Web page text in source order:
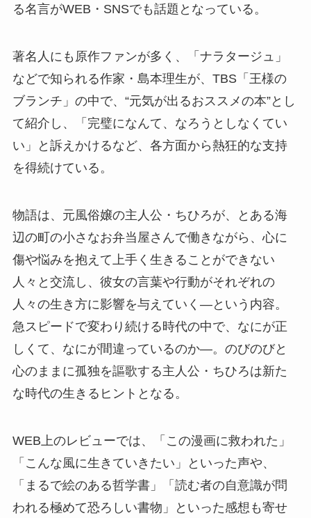
る名言がWEB・SNSでも話題となっている。
著名人にも原作ファンが多く、「ナラタージュ」
などで知られる作家・島本理生が、TBS「王様の
ブランチ」の中で、“元気が出るおススメの本”とし
て紹介し、「完璧になんて、なろうとしなくてい
い」と訴えかけるなど、各方面から熱狂的な支持
を得続けている。
物語は、元風俗嬢の主人公・ちひろが、とある海
辺の町の小さなお弁当屋さんで働きながら、心に
傷や悩みを抱えて上手く生きることができない
人々と交流し、彼女の言葉や行動がそれぞれの
人々の生き方に影響を与えていく―という内容。
急スピードで変わり続ける時代の中で、なにが正
しくて、なにが間違っているのか―。のびのびと
心のままに孤独を謳歌する主人公・ちひろは新た
な時代の生きるヒントとなる。
WEB上のレビューでは、「この漫画に救われた」
「こんな風に生きていきたい」といった声や、
「まるで絵のある哲学書」「読む者の自意識が問
われる極めて恐ろしい書物」といった感想も寄せ